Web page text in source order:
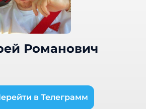
Романович
Телеграмм